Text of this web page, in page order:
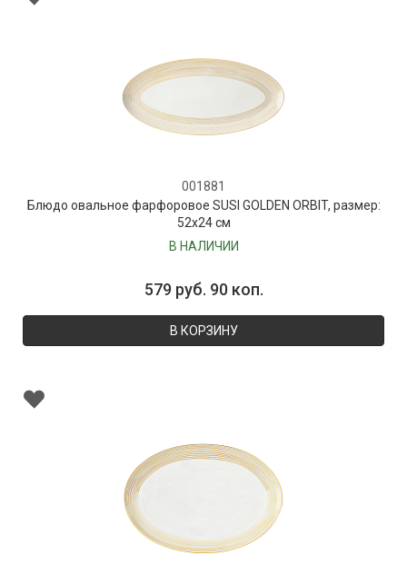
001881
Блюдо овальное фарфоровое SUSI GOLDEN ORBIT, размер:
52х24 см
В НАЛИЧИИ
579 руб. 90 коп.
В КОРЗИНУ